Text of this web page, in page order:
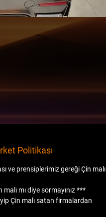
Politikası
ve prensiplerimiz gereği Çin malı
mı diye sormayınız ***
Çin malı satan firmalardan